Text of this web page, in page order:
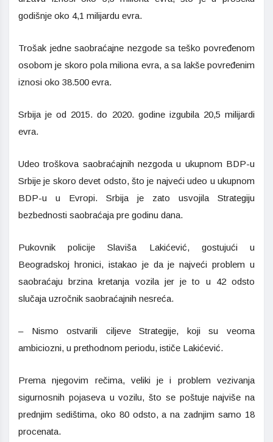
godišnje oko 4,1 milijardu evra.
Trošak jedne saobraćajne nezgode sa teško povređenom
osobom je skoro pola miliona evra, a sa lakše povređenim
iznosi oko 38.500 evra.
Srbija je od 2015. do 2020. godine izgubila 20,5 milijardi
evra.
Udeo troškova saobraćajnih nezgoda u ukupnom BDP-u
Srbije je skoro devet odsto, što je najveći udeo u ukupnom
BDP-u u Evropi. Srbija je zato usvojila Strategiju
bezbednosti saobraćaja pre godinu dana.
Pukovnik policije Slaviša Lakićević, gostujući u
Beogradskoj hronici, istakao je da je najveći problem u
saobraćaju brzina kretanja vozila jer je to u 42 odsto
slučaja uzročnik saobraćajnih nesreća.
– Nismo ostvarili ciljeve Strategije, koji su veoma
ambiciozni, u prethodnom periodu, ističe Lakićević.
Prema njegovim rečima, veliki je i problem vezivanja
sigurnosnih pojaseva u vozilu, što se poštuje najviše na
prednjim sedištima, oko 80 odsto, a na zadnjim samo 18
procenata.